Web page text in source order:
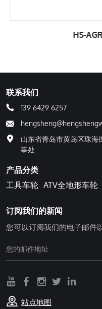
HS-
联系我们
139 6429 6257
山东省青岛市黄岛区珠海
事处
产品分类
工具车轮 ATV全地形车轮
订阅我们的新闻
您可以订阅我们的电子邮件
站点地图